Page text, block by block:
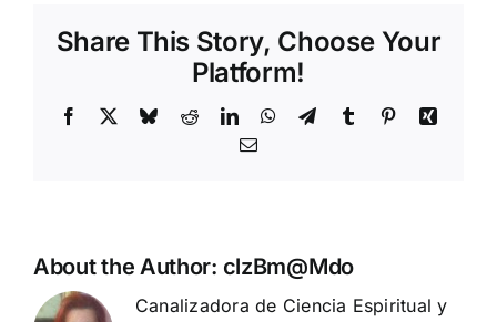
Share This Story, Choose Your
Platform!
Facebook BlueskyRedditLinkedInWhatsApp
TelegramTumblr PinterestXing
Email
About the Author: clzBm@Mdo
Canalizadora de Ciencia Espiritual y